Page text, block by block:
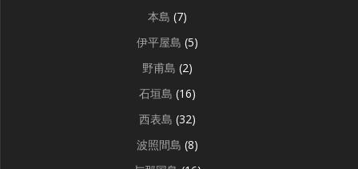
本島 (7)
伊平屋島 (5)
野甫島 (2)
石垣島 (16)
西表島 (32)
波照間島 (8)